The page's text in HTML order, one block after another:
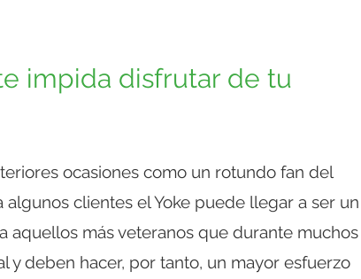
impida disfrutar de tu
ocasiones como un rotundo fan del
clientes el Yoke puede llegar a ser un
aquellos más veteranos que durante muchos
y deben hacer, por tanto, un mayor esfuerzo